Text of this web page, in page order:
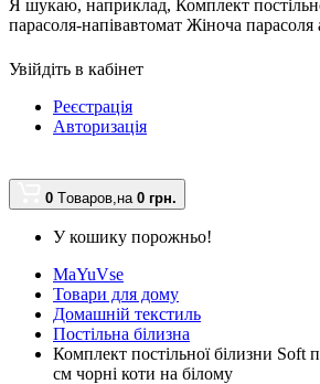
Я шукаю, наприклад, Комплект
парасоля-напівавтомат Жіноча парасоля
Увійдіть в кабінет
Реєстрація
Авторизація
0 Tоваров,на 0 грн.
У кошику порожньо!
MaYuVse
Товари для дому
Домашній текстиль
Постільна білизна
Комплект постільної білизни Soft
см чорні коти на білому